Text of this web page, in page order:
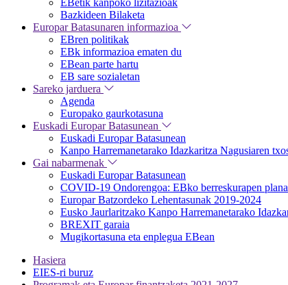
EBetik kanpoko lizitazioak
Bazkideen Bilaketa
Europar Batasunaren informazioa
EBren politikak
EBk informazioa ematen du
EBean parte hartu
EB sare sozialetan
Sareko jarduera
Agenda
Europako gaurkotasuna
Euskadi Europar Batasunean
Euskadi Europar Batasunean
Kanpo Harremanetarako Idazkaritza Nagusiaren
Gai nabarmenak
Euskadi Europar Batasunean
COVID-19 Ondorengoa: EBko berreskurapen plana
Europar Batzordeko Lehentasunak 2019-2024
Eusko Jaurlaritzako Kanpo Harremanetarako
BREXIT garaia
Mugikortasuna eta enplegua EBean
Hasiera
EIES-ri buruz